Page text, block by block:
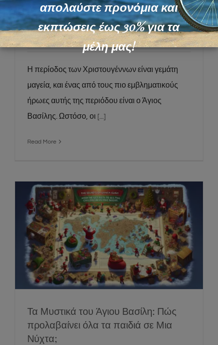
Τελικά υπάρχει Άγιος Βασίλης; Πώς
να Απαντήσουμε στις Ερωτήσεις των
Παιδιών: Συμβουλές και Ιδέες
Η περίοδος των Χριστουγέννων είναι γεμάτη
μαγεία, και ένας από τους πιο εμβληματικούς
ήρωες αυτής της περιόδου είναι ο Άγιος
Βασίλης. Ωστόσο, οι [...]
Read More
Τα Μυστικά του Άγιου Βασίλη: Πώς
προλαβαίνει όλα τα παιδιά σε Μια Νύχτα;
ΨΥΧΑΓΩΓΙΑ
Τα Μυστικά του Άγιου Βασίλη: Πώς
προλαβαίνει όλα τα παιδιά σε Μια
Νύχτα;
απολαύστε προνόμια και
εκπτώσεις έως 30% για τα
μέλη μας!